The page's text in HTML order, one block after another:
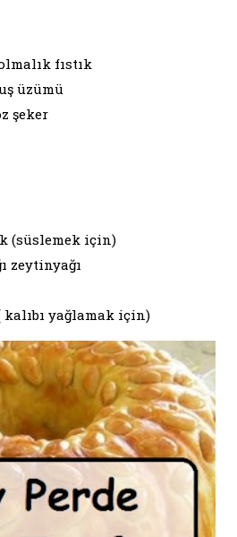
fıstık
üzümü
şeker
(süslemek için)
zeytinyağı
kalıbı yağlamak için)